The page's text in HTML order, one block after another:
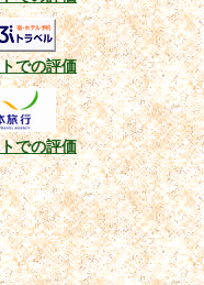
での評価
での評価